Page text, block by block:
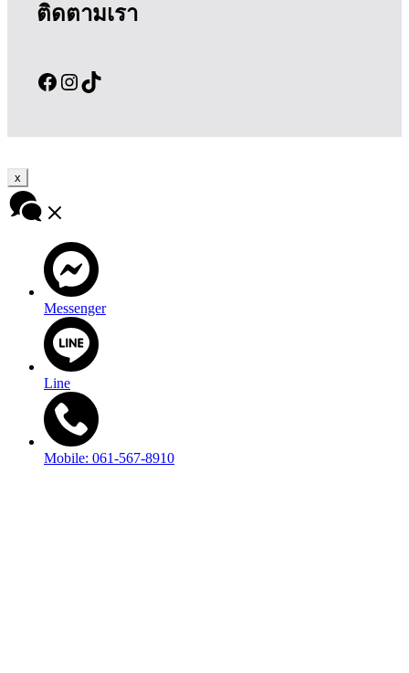
ติดตามเรา
Facebook
Instagram
TikTok
x
Messenger
Line
Mobile: 061-567-8910